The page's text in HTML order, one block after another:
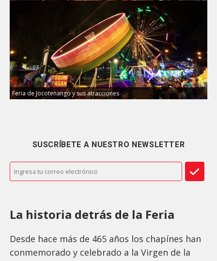
Feria de Jocotenango y sus atracciones
SUSCRÍBETE A NUESTRO NEWSLETTER
La historia detrás de la Feria
Desde hace más de 465 años los chapínes han
conmemorado y celebrado a la Virgen de la